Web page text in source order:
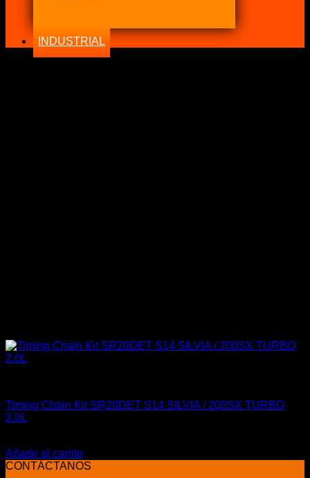
INDUSTRIAL
Timing Chain Kit SR20DET S14 SILVIA / 200SX TURBO
2.0L
precio
original
Añadir al carrito
CONTÁCTANOS